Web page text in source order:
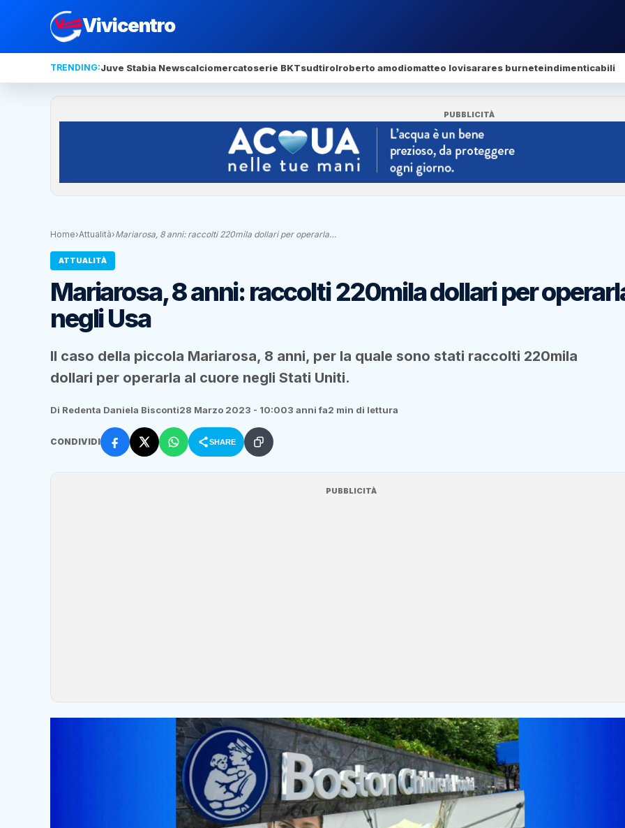
Vivicentro
TRENDING:Juve Stabia Newscalciomercatoserie BKTsudtirolroberto amodiomatteo lovisarares burneteindimenticabili
PUBBLICITÀ
Home›Attualità›Mariarosa, 8 anni: raccolti 220mila dollari per operarla…
ATTUALITÀ
Mariarosa, 8 anni: raccolti 220mila dollari per
negli Usa
Il caso della piccola Mariarosa, 8 anni, per la quale sono stati raccolti 220mila
dollari per operarla al cuore negli Stati Uniti.
Di Redenta Daniela Bisconti28 Marzo 2023 - 10:003 anni fa2 min di lettura
CONDIVIDI SHARE
PUBBLICITÀ